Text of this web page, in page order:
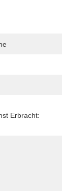
Erbracht: